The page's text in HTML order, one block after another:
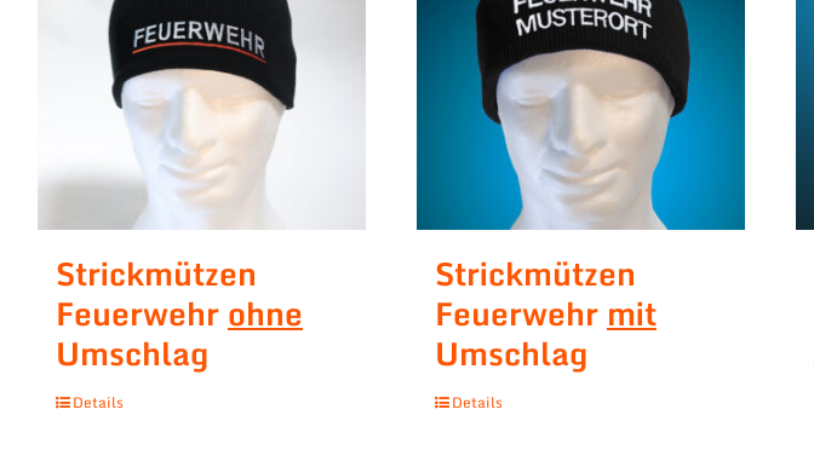
Strickmützen
Feuerwehrohne
Umschlag
Details
Strickmützen
Feuerwehr mit
Umschlag
Details